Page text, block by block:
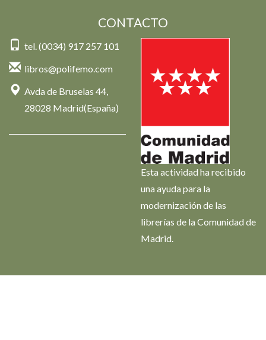
CONTACTO
tel. (0034) 917 257 101
libros@polifemo.com
Avda de Bruselas 44,
28028 Madrid(España)
Esta actividad ha recibido
una ayuda para la
modernización de las
librerías de la Comunidad de
Madrid.